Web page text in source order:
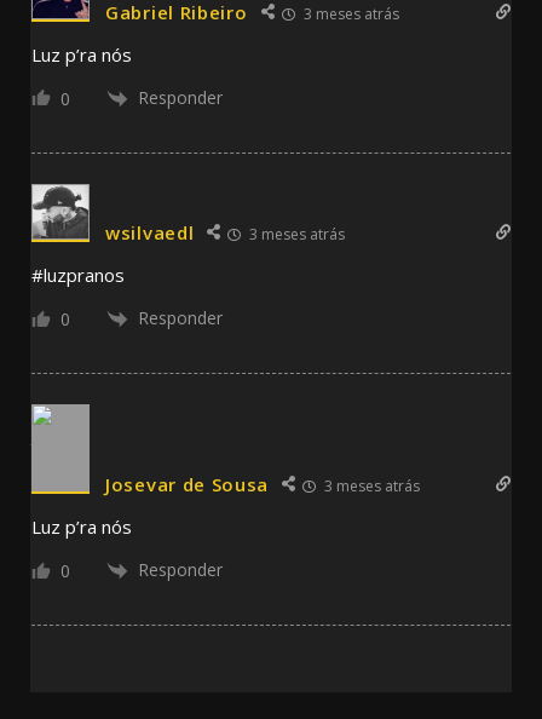
Gabriel Ribeiro 3 meses atrás
Luz p’ra nós
0 Responder
wsilvaedl 3 meses atrás
#luzpranos
0 Responder
Josevar de Sousa 3 meses atrás
Luz p’ra nós
0 Responder